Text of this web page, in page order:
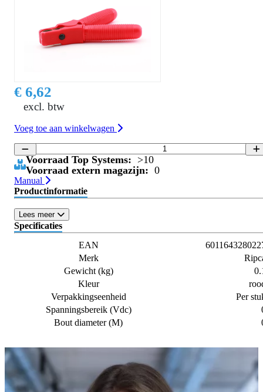
€ 6,62
excl. btw
Voeg toe aan winkelwagen
Voorraad Top Systems: >10
Voorraad extern magazijn: 0
Manual
Productinformatie
Lees meer
Specificaties
EAN
Merk
Gewicht (kg)
Kleur
Verpakkingseenheid
Per
Spanningsbereik (Vdc)
Bout diameter (M)